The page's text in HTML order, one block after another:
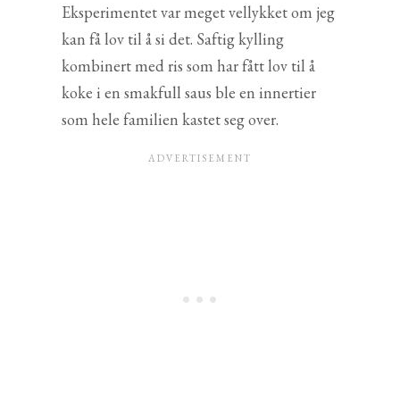
Eksperimentet var meget vellykket om jeg
kan få lov til å si det. Saftig kylling
kombinert med ris som har fått lov til å
koke i en smakfull saus ble en innertier
som hele familien kastet seg over.